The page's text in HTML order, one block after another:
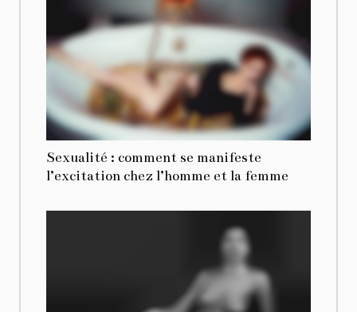
Sexualité : comment se manifeste
l’excitation chez l’homme et la femme